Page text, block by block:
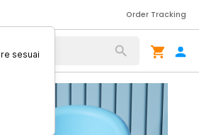
Order Tracking
sesuai